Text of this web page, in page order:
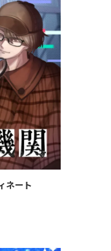
ネート